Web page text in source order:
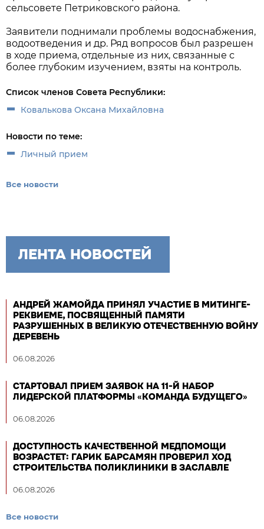
сельсовете Петриковского района.
Заявители поднимали проблемы водоснабжения,
водоотведения и др. Ряд вопросов был разрешен
в ходе приема, отдельные из них, связанные с
более глубоким изучением, взяты на контроль.
Список членов Совета Республики:
Ковалькова Оксана Михайловна
Новости по теме:
Личный прием
Все новости
ЛЕНТА НОВОСТЕЙ
АНДРЕЙ ЖАМОЙДА ПРИНЯЛ УЧАСТИЕ В МИТИНГЕ-
РЕКВИЕМЕ, ПОСВЯЩЕННЫЙ ПАМЯТИ
РАЗРУШЕННЫХ В ВЕЛИКУЮ ОТЕЧЕСТВЕННУЮ ВОЙНУ
ДЕРЕВЕНЬ
06.08.2026
СТАРТОВАЛ ПРИЕМ ЗАЯВОК НА 11-Й НАБОР
ЛИДЕРСКОЙ ПЛАТФОРМЫ «КОМАНДА БУДУЩЕГО»
06.08.2026
ДОСТУПНОСТЬ КАЧЕСТВЕННОЙ МЕДПОМОЩИ
ВОЗРАСТЕТ: ГАРИК БАРСАМЯН ПРОВЕРИЛ ХОД
СТРОИТЕЛЬСТВА ПОЛИКЛИНИКИ В ЗАСЛАВЛЕ
06.08.2026
Все новости